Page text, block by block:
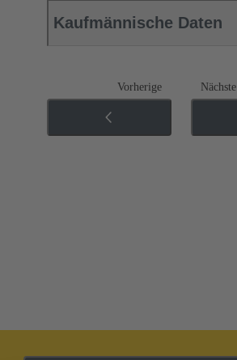
Kaufmännische Daten
Vorherige Nächste